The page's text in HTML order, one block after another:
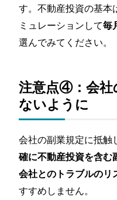
す。不動産投資の基本
ミュレーションして毎
選んでみてください。
注意点④：会社
ないように
会社の副業規定に抵触
確に不動産投資を含む
会社とのトラブルのリ
すすめしません。